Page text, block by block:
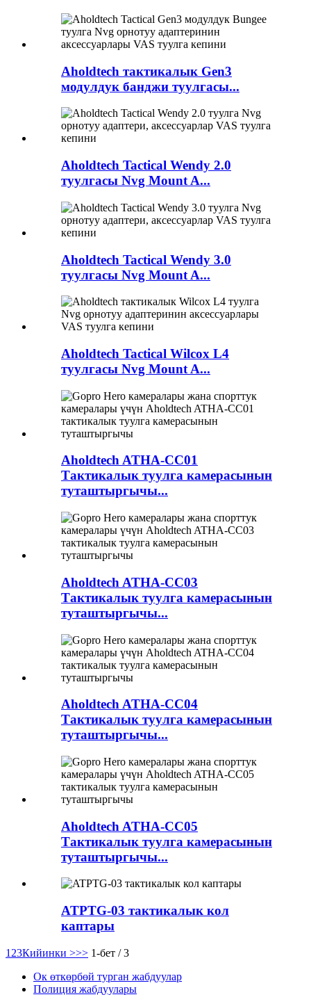
Aholdtech тактикалык Gen3
модулдук банджи туулгасы...
Aholdtech Tactical Wendy 2.0
туулгасы Nvg Mount A...
Aholdtech Tactical Wendy 3.0
туулгасы Nvg Mount A...
Aholdtech Tactical Wilcox L4
туулгасы Nvg Mount A...
Aholdtech ATHA-CC01
Тактикалык туулга камерасынын
туташтыргычы...
Aholdtech ATHA-CC03
Тактикалык туулга камерасынын
туташтыргычы...
Aholdtech ATHA-CC04
Тактикалык туулга камерасынын
туташтыргычы...
Aholdtech ATHA-CC05
Тактикалык туулга камерасынын
туташтыргычы...
ATPTG-03 тактикалык кол
каптары
1 23Кийинки >>> 1-бет / 3
Ок өткөрбөй турган жабдуулар
Полиция жабдуулары